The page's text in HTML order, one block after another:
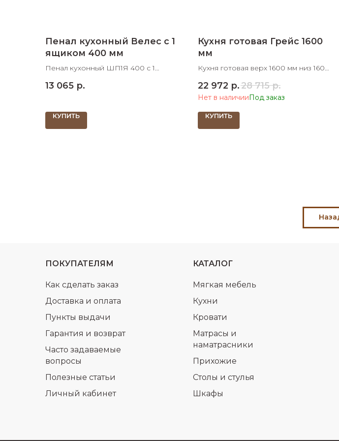
Пенал кухонный Велес с 1
ящиком 400 мм
Пенал кухонный ШП1Я 400 с 1
13 065 р.
КУПИТЬ
Кухня готовая Грейс 1600
мм
Кухня готовая верх 1600 мм низ 1600
22 972 р.28 715 р.
Нет в наличии
КУПИТЬ
КАТАЛОГ
Кухни
Мягкая мебель
Кровати
Матрасы и
наматрасники
Прихожие
Столы и стулья
Шкафы
ПОКУПАТЕЛЯМ
Доставка и оплата
Часто задаваемые
вопросы
Гарантия и возврат
Полезные статьи
Пункты выдачи
Как сделать заказ
Личный кабинет